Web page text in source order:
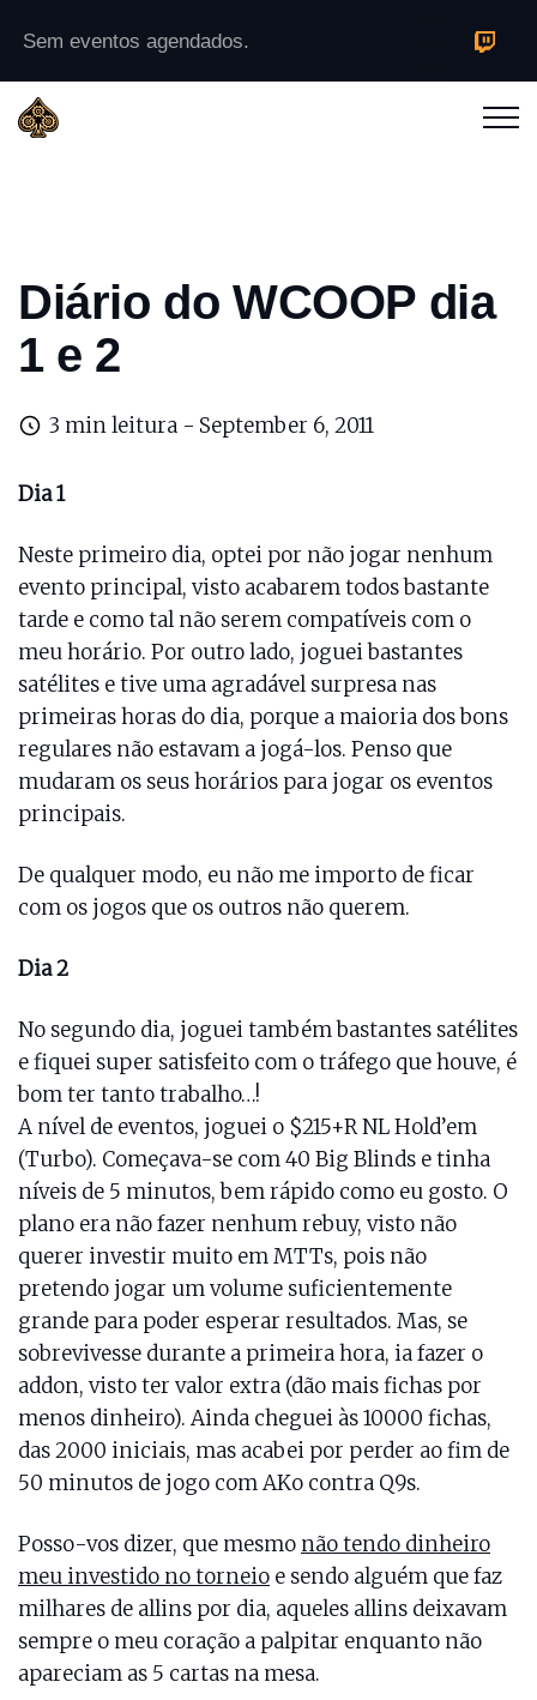
Sem eventos agendados.
Diário do WCOOP dia
1 e 2
3 min leitura - September 6, 2011
Dia 1
Neste primeiro dia, optei por não jogar nenhum
evento principal, visto acabarem todos bastante
tarde e como tal não serem compatíveis com o
meu horário. Por outro lado, joguei bastantes
satélites e tive uma agradável surpresa nas
primeiras horas do dia, porque a maioria dos bons
regulares não estavam a jogá-los. Penso que
mudaram os seus horários para jogar os eventos
principais.
De qualquer modo, eu não me importo de ficar
com os jogos que os outros não querem.
Dia 2
No segundo dia, joguei também bastantes satélites
e fiquei super satisfeito com o tráfego que houve, é
bom ter tanto trabalho…!
A nível de eventos, joguei o $215+R NL Hold’em
(Turbo). Começava-se com 40 Big Blinds e tinha
níveis de 5 minutos, bem rápido como eu gosto. O
plano era não fazer nenhum rebuy, visto não
querer investir muito em MTTs, pois não
pretendo jogar um volume suficientemente
grande para poder esperar resultados. Mas, se
sobrevivesse durante a primeira hora, ia fazer o
addon, visto ter valor extra (dão mais fichas por
menos dinheiro). Ainda cheguei às 10000 fichas,
das 2000 iniciais, mas acabei por perder ao fim de
50 minutos de jogo com AKo contra Q9s.
Posso-vos dizer, que mesmo não tendo dinheiro
meu investido no torneio e sendo alguém que faz
milhares de allins por dia, aqueles allins deixavam
sempre o meu coração a palpitar enquanto não
apareciam as 5 cartas na mesa.